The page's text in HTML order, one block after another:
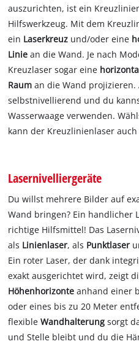
auszurichten, ist ein
Hilfswerkzeug. Mit dem
ein Laserkreuz und/oder eine
Liniean die Wand. Je nach
Kreuzlaser sogar eine
Raum an die Wand
selbstnivellierend und du
Wasserwaage verwenden.
kann der Kreuzlinienlaser auch
Lasernivelliergeräte
Du willst mehrere Bilder auf
Wand bringen? Ein handlicher
richtige Hilfsmittel! Das
als Linienlaser, als Punktlaser
Ein roter Laser, der dank
exakt ausgerichtet wird, zeigt
Höhenhorizonte anhand einer
oder eines bis zu 20 Meter
flexibleWandhalterungsorgt
und Stelle bleibt und du die